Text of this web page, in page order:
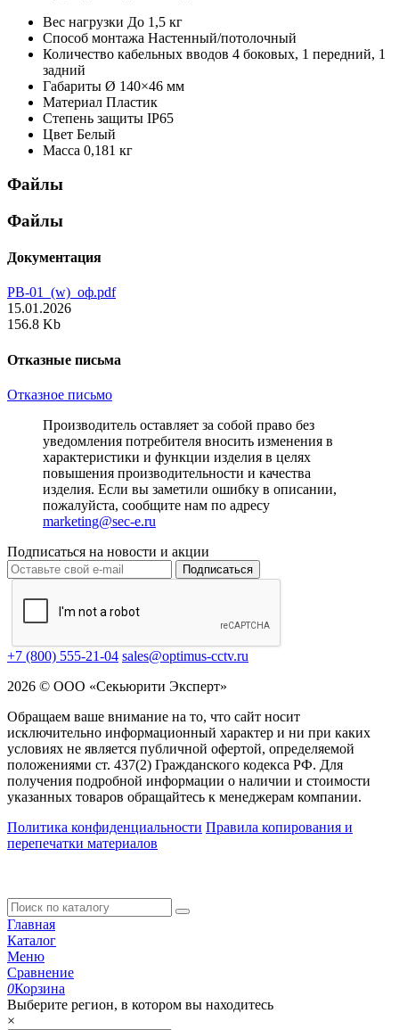
Вес нагрузки До 1,5 кг
Способ монтажа Настенный/потолочный
Количество кабельных вводов 4 боковых, 1 передний, 1
задний
Габариты Ø 140×46 мм
Материал Пластик
Степень защиты IP65
Цвет Белый
Масса 0,181 кг
Файлы
Файлы
Документация
PB-01_(w)_оф.pdf
15.01.2026
156.8 Kb
Отказные письма
Отказное письмо
Производитель оставляет за собой право без
уведомления потребителя вносить изменения в
характеристики и функции изделия в целях
повышения производительности и качества
изделия. Если вы заметили ошибку в описании,
пожалуйста, сообщите нам по адресу
marketing@sec-e.ru
Подписаться на новости и акции
Подписаться
+7 (800) 555-21-04 sales@optimus-cctv.ru
2026 © ООО «Секьюрити Эксперт»
Обращаем ваше внимание на то, что сайт носит
исключительно информационный характер и ни при каких
условиях не является публичной офертой, определяемой
положениями ст. 437(2) Гражданского кодекса РФ. Для
получения подробной информации о наличии и стоимости
указанных товаров обращайтесь к менеджерам компании.
Политика конфиденциальности Правила копирования и
перепечатки материалов
Главная
Каталог
Меню
Сравнение
0Корзина
Выберите регион, в котором вы находитесь
×